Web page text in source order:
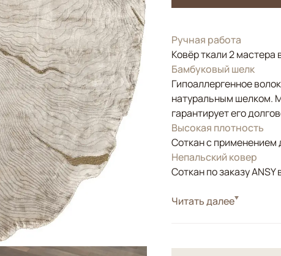
Ручная работа
Ковёр ткали 2 мастера
Бамбуковый шелк
Гипоаллергенное
натуральным шелком.
гарантирует его
Высокая плотность
Соткан с применением
Непальский ковер
Соткан по заказу
СтильСовременные
Читать далее